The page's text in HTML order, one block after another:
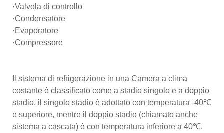
·Valvola di controllo
·Condensatore
·Evaporatore
·Compressore
Il sistema di refrigerazione in una Camera a clima
costante è classificato come a stadio singolo e a doppio
stadio, il singolo stadio è adottato con temperatura -40℃
e superiore, mentre il doppio stadio (chiamato anche
sistema a cascata) è con temperatura inferiore a 40℃.